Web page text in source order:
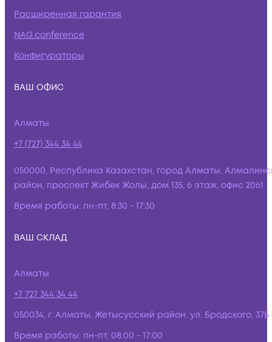
Расширенная гарантия
NAG.conference
Конфигураторы
ВАШ ОФИС
Алматы
+7 (727) 344 34 44
050000, Республика Казахстан, город Алматы,
район, проспект Жибек Жолы, дом 135, 6 этаж, офис 2061
Время работы: пн-пт, 8:30 - 17:30
ВАШ СКЛАД
Алматы
+7 727 344 34 44
050034, г. Алматы, Жетысусский район, ул. Бродского, 37Б
Время работы: пн-пт, 08:00 - 17:00